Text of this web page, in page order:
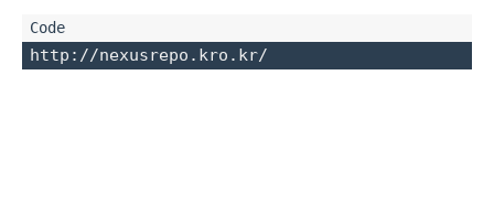
http://nexusrepo.kro.kr/